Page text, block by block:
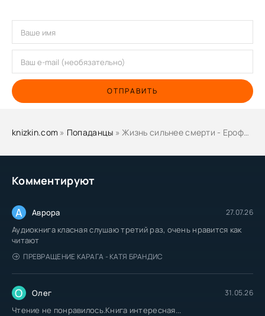
Комментируют
А Аврора 27.07.26
Аудиокнига класная слушаю третий раз, очень нравится как
читают
ПРЕВРАЩЕНИЕ КАРАГА - КАТЯ БРАНДИС
О Олег 31.05.26
Чтение не понравилось.Книга интересная...
ОТПРАВИТЬ
knizkin.com » Попаданцы » Жизнь сильнее смерти - Ерофей Трофимов